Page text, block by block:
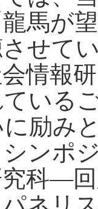
馬が
せて
情報
いる
に励み
ンポ
究科―